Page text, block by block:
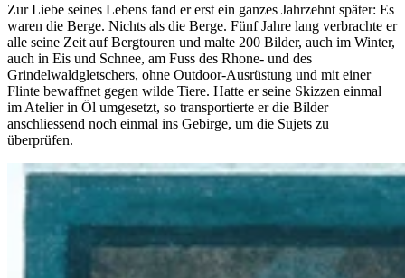
Zur Liebe seines Lebens fand er erst ein ganzes Jahrzehnt später: Es
waren die Berge. Nichts als die Berge. Fünf Jahre lang verbrachte er
alle seine Zeit auf Bergtouren und malte 200 Bilder, auch im Winter,
auch in Eis und Schnee, am Fuss des Rhone- und des
Grindelwaldgletschers, ohne Outdoor-Ausrüstung und mit einer
Flinte bewaffnet gegen wilde Tiere. Hatte er seine Skizzen einmal
im Atelier in Öl umgesetzt, so transportierte er die Bilder
anschliessend noch einmal ins Gebirge, um die Sujets zu
überprüfen.